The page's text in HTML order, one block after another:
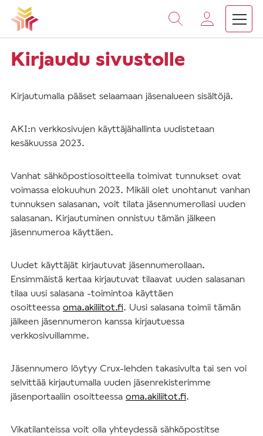
Vieritä
sisältöön
Kirjaudu sivustolle
Kirjautumalla pääset selaamaan jäsenalueen sisältöjä.
AKI:n verkkosivujen käyttäjähallinta uudistetaan
kesäkuussa 2023.
Vanhat sähköpostiosoitteella toimivat tunnukset ovat
voimassa elokuuhun 2023. Mikäli olet unohtanut vanhan
tunnuksen salasanan, voit tilata jäsennumerollasi uuden
salasanan. Kirjautuminen onnistuu tämän jälkeen
jäsennumeroa käyttäen.
Uudet käyttäjät kirjautuvat jäsennumerollaan.
Ensimmäistä kertaa kirjautuvat tilaavat uuden salasanan
tilaa uusi salasana -toimintoa käyttäen
osoitteessa oma.akiliitot.fi. Uusi salasana toimii tämän
jälkeen jäsennumeron kanssa kirjautuessa
verkkosivuillamme.
Jäsennumero löytyy Crux-lehden takasivulta tai sen voi
selvittää kirjautumalla uuden jäsenrekisterimme
jäsenportaaliin osoitteessa oma.akiliitot.fi.
Vikatilanteissa voit olla yhteydessä sähköpostitse